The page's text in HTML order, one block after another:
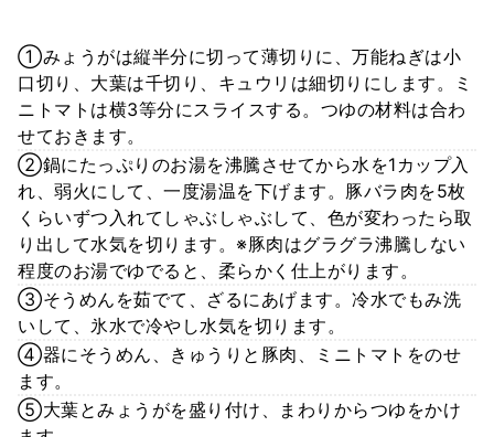
①みょうがは縦半分に切って薄切りに、万能ねぎは小
口切り、大葉は千切り、キュウリは細切りにします。ミ
ニトマトは横3等分にスライスする。つゆの材料は合わ
せておきます。
②鍋にたっぷりのお湯を沸騰させてから水を1カップ入
れ、弱火にして、一度湯温を下げます。豚バラ肉を5枚
くらいずつ入れてしゃぶしゃぶして、色が変わったら取
り出して水気を切ります。※豚肉はグラグラ沸騰しない
程度のお湯でゆでると、柔らかく仕上がります。
③そうめんを茹でて、ざるにあげます。冷水でもみ洗
いして、氷水で冷やし水気を切ります。
④器にそうめん、きゅうりと豚肉、ミニトマトをのせ
ます。
⑤大葉とみょうがを盛り付け、まわりからつゆをかけ